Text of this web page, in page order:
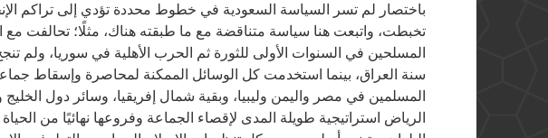
باختصار لم تسر السياسة السعودية في خطوط محددة تؤدي إلى تراكم
تخبطت، واتبعت هنا سياسة متناقضة مع ما طبقته هناك، مثلًا؛ تحالفت مع
المسلحين في السنوات الأولى للثورة ثم الحرب الأهلية في سوريا، ولم
سنة العراق، بينما استخدمت كل الوسائل الممكنة لمحاصرة وإسقاط
المسلمين في مصر واليمن وليبيا، وبقية شمال إفريقيا، وسائر دول
الرياض استراتيجية طويلة المدى لإقصاء الجماعة وفروعها نهائيًا من